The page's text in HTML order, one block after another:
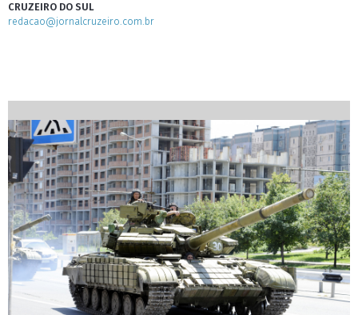
CRUZEIRO DO SUL
redacao@jornalcruzeiro.com.br